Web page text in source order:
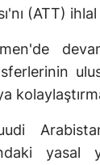
(ATT)
yasal